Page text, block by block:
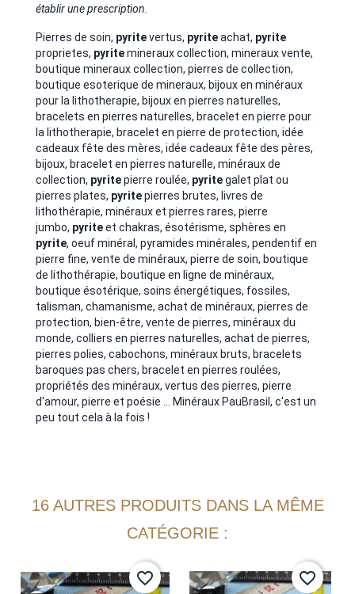
établir une prescription.
Pierres de soin, pyritevertus, pyriteachat, pyrite
proprietes, pyritemineraux collection, mineraux vente,
boutique mineraux collection, pierres de collection,
boutique esoterique de mineraux, bijoux en minéraux
pour la lithotherapie, bijoux en pierres naturelles,
bracelets en pierres naturelles, bracelet en pierre pour
la lithotherapie, bracelet en pierre de protection, idée
cadeaux fête des mères, idée cadeaux fête des pères,
bijoux, bracelet en pierres naturelle, minéraux de
collection, pyritepierre roulée, pyritegalet plat ou
pierres plates, pyritepierres brutes, livres de
lithothérapie, minéraux et pierres rares, pierre
jumbo, pyriteet chakras, ésotérisme, sphères en
pyrite, oeuf minéral, pyramides minérales, pendentif en
pierre fine, vente de minéraux, pierre de soin, boutique
de lithothérapie, boutique en ligne de minéraux,
boutique ésotérique, soins énergétiques, fossiles,
talisman, chamanisme, achat de minéraux, pierres de
protection, bien-être, vente de pierres, minéraux du
monde, colliers en pierres naturelles, achat de pierres,
pierres polies, cabochons, minéraux bruts, bracelets
baroques pas chers, bracelet en pierres roulées,
propriétés des minéraux, vertus des pierres, pierre
d'amour, pierre et poésie ... Minéraux PauBrasil, c'est un
peu tout cela à la fois !
16 AUTRES PRODUITS DANS LA MÊME
CATÉGORIE :
favorite_border favorite_border